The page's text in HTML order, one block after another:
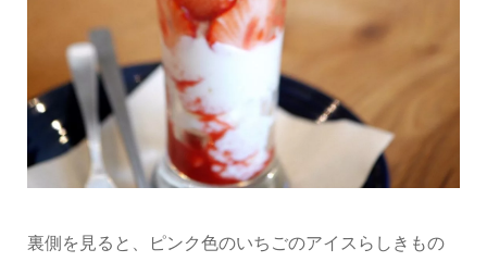
裏側を見ると、ピンク色のいちごのアイスらしきもの